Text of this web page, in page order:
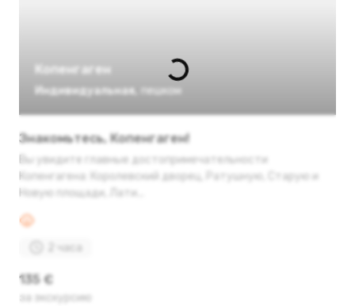
Копенгаген
Индивидуальная пешком
Знакомьтесь, Копенгаген!
Вы увидите главные достопримечательности
Копенгагена: Королевский дворец, Ратушную, Старую и
Новую площади, Лати...
2 часа
135 €
за экскурсию